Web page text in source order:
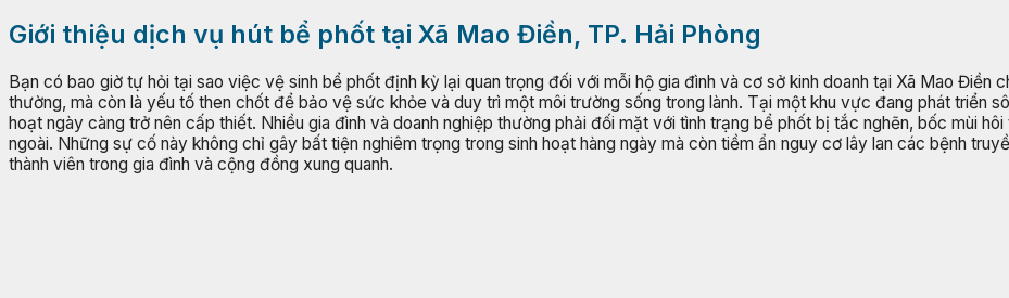
Giới thiệu dịch vụ hút bể phốt tại Xã Mao Điền, TP. Hải Phòng
Bạn có bao giờ tự hỏi tại sao việc vệ sinh bể phốt định kỳ lại quan trọng đối với mỗi hộ gia đình và cơ sở kinh doanh tại Xã Mao Điền
thường, mà còn là yếu tố then chốt để bảo vệ sức khỏe và duy trì một môi trường sống trong lành. Tại một khu vực đang phát triển
hoạt ngày càng trở nên cấp thiết. Nhiều gia đình và doanh nghiệp thường phải đối mặt với tình trạng bể phốt bị tắc nghẽn, bốc mùi
ngoài. Những sự cố này không chỉ gây bất tiện nghiêm trọng trong sinh hoạt hàng ngày mà còn tiềm ẩn nguy cơ lây lan các bệnh
thành viên trong gia đình và cộng đồng xung quanh.